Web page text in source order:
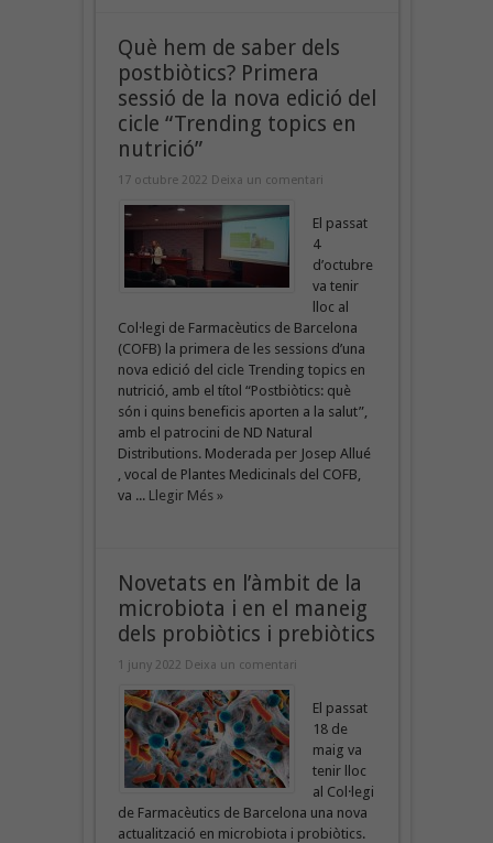
Què hem de saber dels
postbiòtics? Primera
sessió de la nova edició del
cicle “Trending topics en
nutrició”
17 octubre 2022 Deixa un comentari
El passat
4
d’octubre
va tenir
lloc al
Col·legi de Farmacèutics de Barcelona
(COFB) la primera de les sessions d’una
nova edició del cicle Trending topics en
nutrició, amb el títol “Postbiòtics: què
són i quins beneficis aporten a la salut”,
amb el patrocini de ND Natural
Distributions. Moderada per Josep Allué
, vocal de Plantes Medicinals del COFB,
va ... Llegir Més »
Novetats en l’àmbit de la
microbiota i en el maneig
dels probiòtics i prebiòtics
1 juny 2022 Deixa un comentari
El passat
18 de
maig va
tenir lloc
al Col·legi
de Farmacèutics de Barcelona una nova
actualització en microbiota i probiòtics.